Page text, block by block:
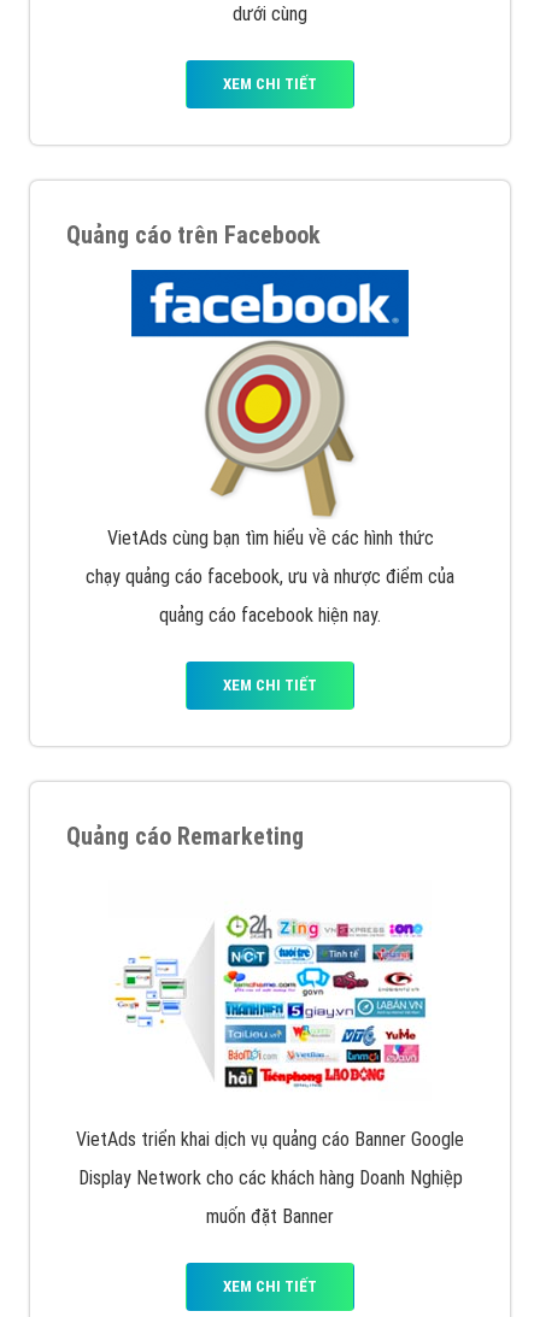
dưới cùng
XEM CHI TIẾT
Quảng cáo trên Facebook
VietAds cùng bạn tìm hiểu về các hình thức
chạy quảng cáo facebook, ưu và nhược điểm của
quảng cáo facebook hiện nay.
XEM CHI TIẾT
Quảng cáo Remarketing
VietAds triển khai dịch vụ quảng cáo Banner Google
Display Network cho các khách hàng Doanh Nghiệp
muốn đặt Banner
XEM CHI TIẾT